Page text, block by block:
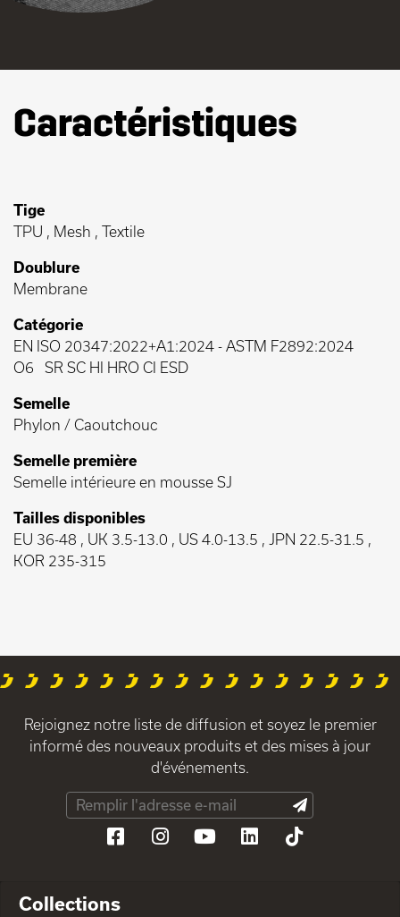
Caractéristiques
Tige
TPU , Mesh , Textile
Doublure
Membrane
Catégorie
EN ISO 20347:2022+A1:2024 - ASTM F2892:2024
O6
SR SC HI HRO CI ESD
Semelle
Phylon / Caoutchouc
Semelle première
Semelle intérieure en mousse SJ
Tailles disponibles
EU 36-48 , UK 3.5-13.0 , US 4.0-13.5 , JPN 22.5-31.5 ,
KOR 235-315
Rejoignez notre liste de diffusion et soyez le premier
informé des nouveaux produits et des mises à jour
d'événements.
Collections